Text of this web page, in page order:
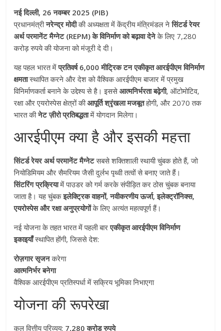
नई दिल्ली, 26 नवम्बर 2025 (PIB)
प्रधानमंत्रीनरेन्‍द्र मोदीकी अध्यक्षता में केंद्रीय मंत्रिमंडल नेसिंटर्ड रेयर
अर्थ परमानेंट मैग्नेट (REPM) के विनिर्माण को बढ़ावा देनेके लिए 7,280
करोड़ रुपये की योजना को मंजूरी दे दी।
यह पहल भारत मेंप्रतिवर्ष 6,000 मीट्रिक टन एकीकृत आरईपीएम विनिर्माण
क्षमतास्थापित करने और देश को वैश्विक आरईपीएम बाजार में प्रमुख
विनिर्माणकर्ता बनाने के उद्देश्य से है। इससेआत्मनिर्भरता बढ़ेगी, ऑटोमोटिव,
रक्षा और एयरोस्पेस क्षेत्रों कीआपूर्ति श्रृंखला मजबूतहोगी, और 2070 तक
भारत कीनेट ज़ीरो प्रतिबद्धतामें योगदान मिलेगा।
आरईपीएम क्या है और इसकी महत्ता
सिंटर्ड रेयर अर्थ परमानेंट मैग्नेटसबसे शक्तिशाली स्थायी चुंबक होते हैं, जो
नियोडिमियम और सैमरियम जैसी दुर्लभ पृथ्वी तत्वों से बनाए जाते हैं।
सिंटरिंग प्रक्रियामें पाउडर को गर्म करके संपीड़ित कर ठोस चुंबक बनाया
जाता है। यह चुंबकइलेक्ट्रिक वाहनों, नवीकरणीय ऊर्जा, इलेक्ट्रॉनिक्स,
एयरोस्पेस और रक्षा अनुप्रयोगोंके लिए अत्यंत महत्वपूर्ण हैं।
नई योजना के तहत भारत में पहली बारएकीकृत आरईपीएम विनिर्माण
इकाइयाँस्थापित होंगी, जिससे देश:
रोज़गार सृजनकरेगा
आत्मनिर्भर बनेगा
वैश्विक आरईपीएम प्रतिस्पर्धा में सक्रिय भूमिका निभाएगा
योजना की रूपरेखा
कुल वित्तीय परिव्यय: 7,280 करोड़ रुपये